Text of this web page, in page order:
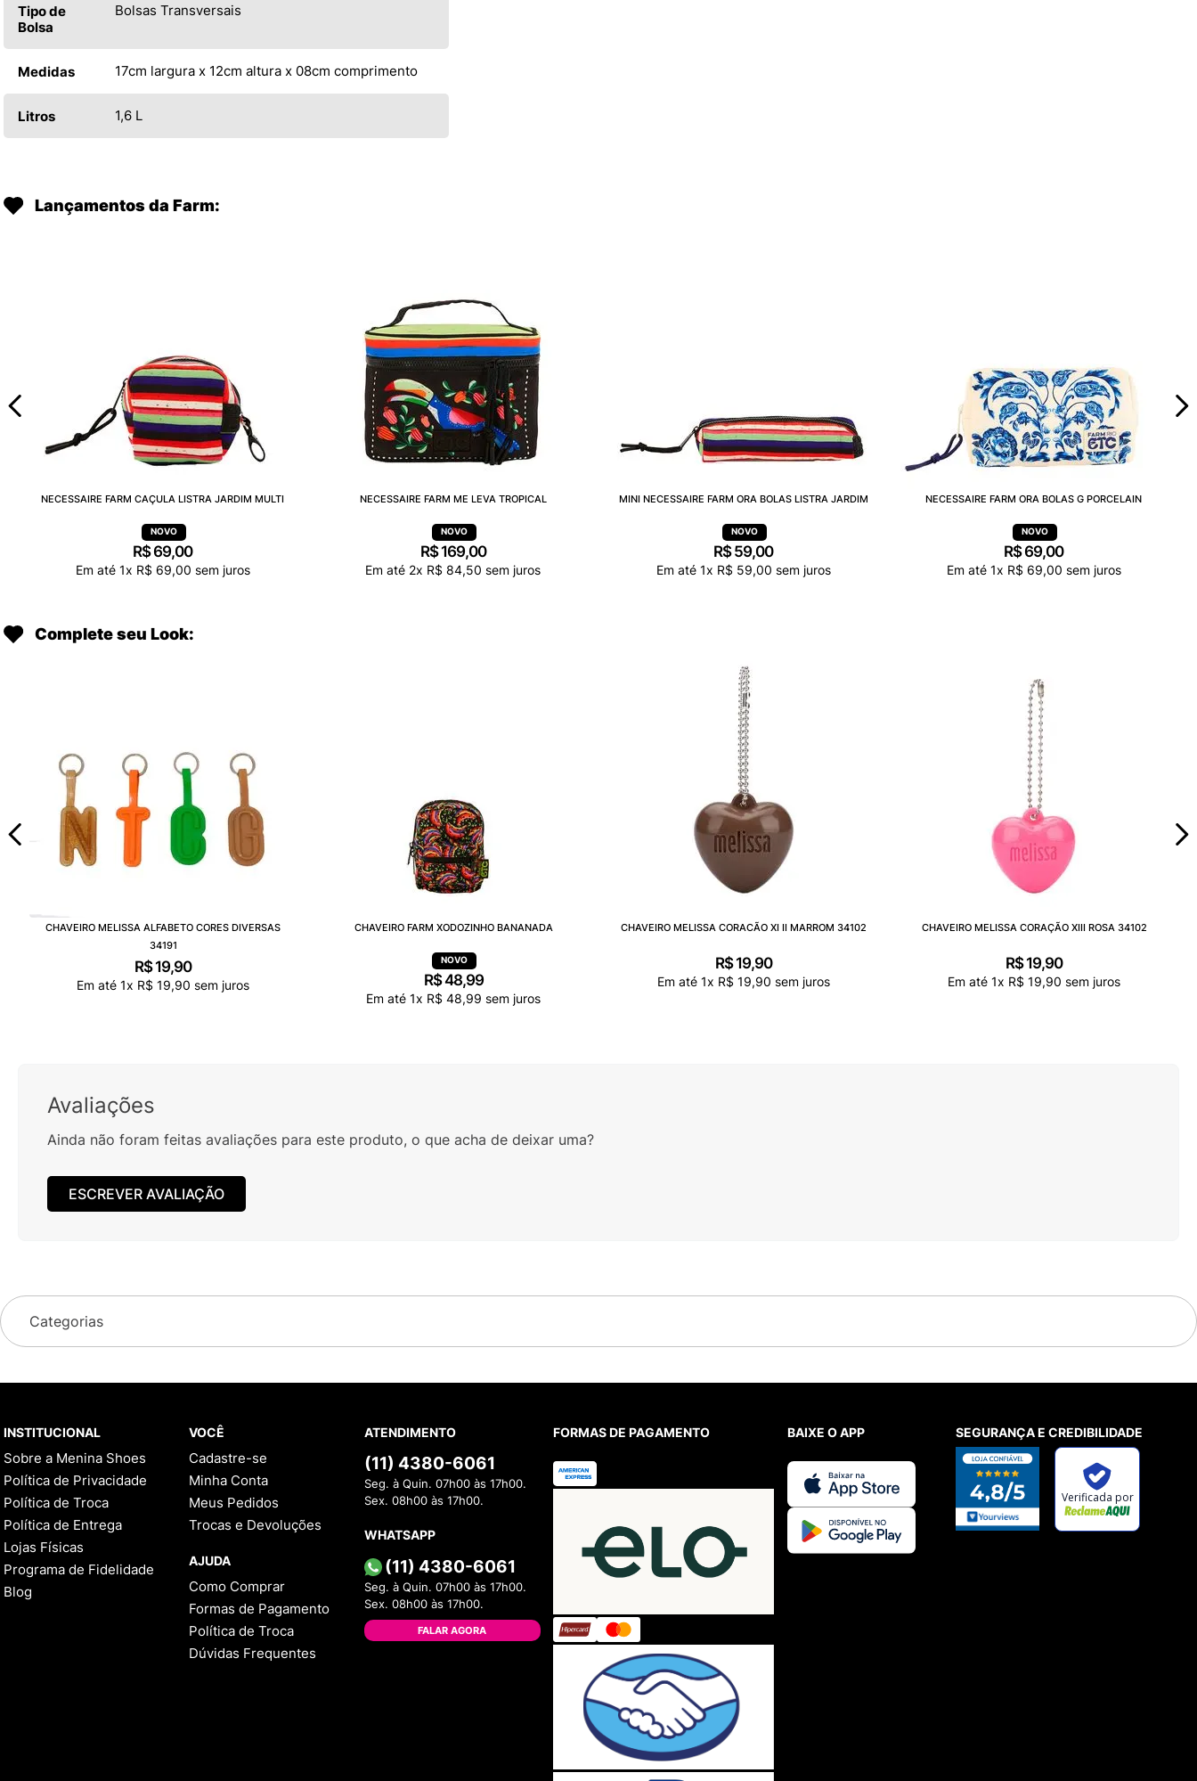
Tipo de
Bolsa
Bolsas Transversais
Medidas 17cm largura x 12cm altura x 08cm comprimento
Litros 1,6 L
Lançamentos da Farm:
NECESSAIRE FARM CAÇULA LISTRA JARDIM MULTI
R$69,00
Em até 1x R$ 69,00 sem juros
NECESSAIRE FARM ME LEVA TROPICAL
R$ 169,00
Em até 2x R$ 84,50 sem juros
MINI NECESSAIRE FARM ORA BOLAS LISTRA JARDIM
R$59,00
Em até 1x R$ 59,00 sem juros
NECESSAIRE FARM ORA BOLAS G PORCELAIN
R$69,00
Em até 1x R$ 69,00 sem juros
Complete seu Look:
CHAVEIRO MELISSA ALFABETO CORES DIVERSAS
34191
R$ 19,90
Em até 1x R$ 19,90 sem juros
CHAVEIRO FARM XODOZINHO BANANADA
R$48,99
Em até 1x R$ 48,99 sem juros
CHAVEIRO MELISSA CORACÃO XI II MARROM 34102
R$ 19,90
Em até 1x R$ 19,90 sem juros
CHAVEIRO MELISSA CORAÇÃO XIII ROSA 34102
R$ 19,90
Em até 1x R$ 19,90 sem juros
Avaliações
Ainda não foram feitas avaliações para este produto, o que acha de deixar uma?
ESCREVER AVALIAÇÃO
Categorias
INSTITUCIONAL
Sobre a Menina Shoes
Política de Privacidade
Política de Troca
Política de Entrega
Lojas Físicas
Programa de Fidelidade
Blog
VOCÊ
Cadastre-se
Minha Conta
Meus Pedidos
Trocas e Devoluções
AJUDA
Como Comprar
Formas de Pagamento
Política de Troca
Dúvidas Frequentes
ATENDIMENTO
(11) 4380-6061
Seg. à Quin. 07h00 às 17h00.
Sex. 08h00 às 17h00.
WHATSAPP
(11) 4380-6061
Seg. à Quin. 07h00 às 17h00.
Sex. 08h00 às 17h00.
FALAR AGORA
FORMAS DE PAGAMENTO BAIXE O APP SEGURANÇA E CREDIBILIDADE